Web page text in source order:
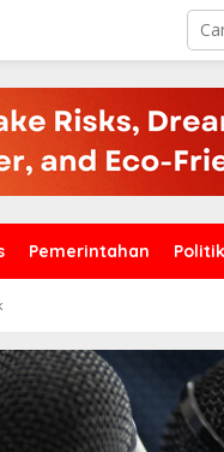
Pemerintahan Politik